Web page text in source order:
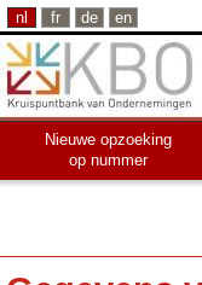
nl fr de en
Nieuwe opzoeking
op nummer